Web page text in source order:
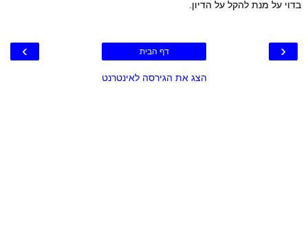
בדוי על מנת להקל על הדיון.
‹
› דף הבית
הצג את הגירסה לאינטרנט